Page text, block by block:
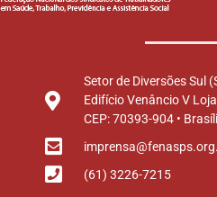
Setor de Diversões Sul
Edifício Venâncio V
CEP: 70393-904 •
(61) 3226-7215